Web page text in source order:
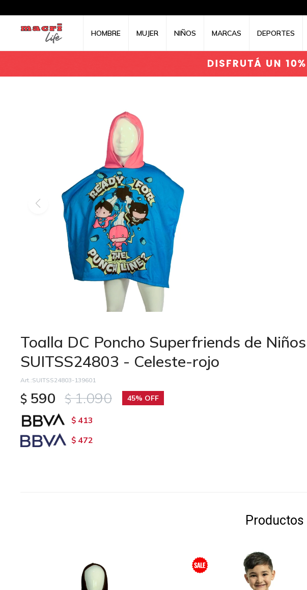
HOMBRE MUJER NIÑOS MARCAS DEPORTES
Toalla DC Poncho Superfriends de
SUITSS24803 - Celeste-rojo
SUITSS24803-139601
$ 590 $ 1.090 45
$ 413
$ 472